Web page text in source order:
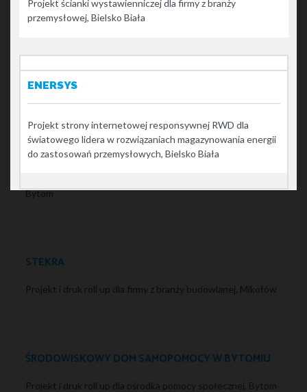
identyfikację wizualną
GRUPA SON
Projekt roll up dla firmy doradczej, Żywiec
CLUSIV
Bytom
STEKRA
Projekt i druk roll up dla firmy z branży budowlanej, Mikołów
ŚRODOWISKOWY DOM SAMOPOMOCY W BYTOMIU
Projekt i druk roll up dla ośrodka pomocy społecznej, Bytom
Projekt ścianki wystawienniczej dla firmy z branży
przemysłowej, Bielsko Biała
ENERSYS
Projekt strony internetowej responsywnej RWD dla
światowego lidera w rozwiązaniach magazynowania energii
do zastosowań przemysłowych, Bielsko Biała